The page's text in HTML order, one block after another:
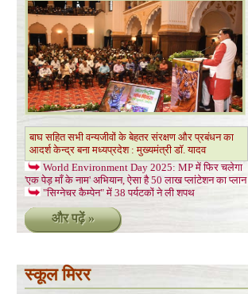
बाघ सहित सभी वन्यजीवों के बेहतर संरक्षण और प्रबंधन का
आदर्श केन्द्र बना मध्यप्रदेश : मुख्यमंत्री डॉ. यादव
World Environment Day 2025: MP में फिर चलेगा
'एक पेड़ माँ के नाम' अभियान, ऐसा है 50 लाख प्लांटेशन का प्लान
"सिग्नेचर कैम्पेन" में 38 पर्यटकों ने ली शपथ
और पढ़ें »
स्कूल मिरर